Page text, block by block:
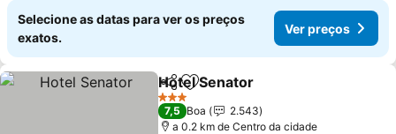
Selecione as datas para ver os preços
exatos.
Ver preços
PartilharAdicionar aos favoritos
Hotel Senator
3 Estrelas
7,5 Boa
2.543
a 0.2 km de Centro da cidade